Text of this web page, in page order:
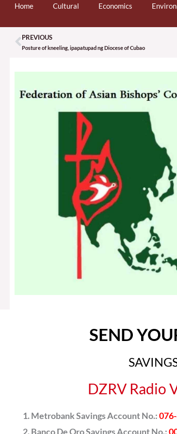
Home Cultural Economics
Prev
PREVIOUS
Posture of kneeling, ipapatupad ng Diocese of Cubao
SEND
DZRV Radio
Metrobank Savings Account No.:
Banco De Oro Savings Account No.: